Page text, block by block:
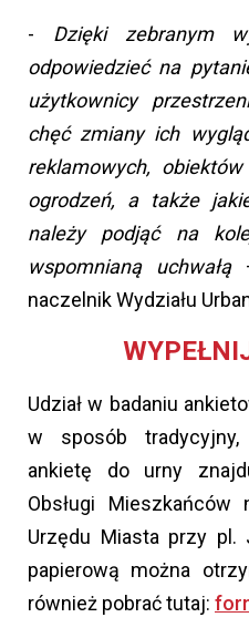
- Dzięki zebranym
odpowiedzieć na
użytkownicy
chęć zmiany ich
reklamowych,
ogrodzeń, a także
należy podjąć na
wspomnianą uchwałą–
naczelnik Wydziału
Udział w badaniu
w sposób tradycyjny,
ankietę do urny
Obsługi
Urzędu Miasta przy pl.
papierową można
również pobrać tutaj: